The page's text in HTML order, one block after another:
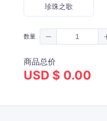
珍珠之歌
数量
商品总价
USD $ 0.00